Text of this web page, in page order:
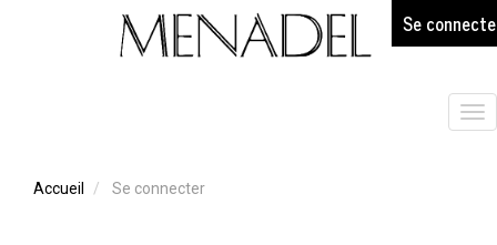
Se
Accueil Se connecter